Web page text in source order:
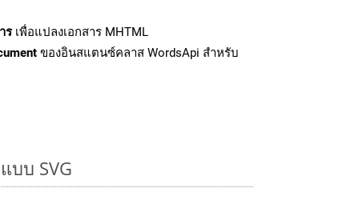
รเพื่อแปลงเอกสาร MHTML
ของอินสแตนซ์คลาส WordsApi สำหรับ
บบ SVG